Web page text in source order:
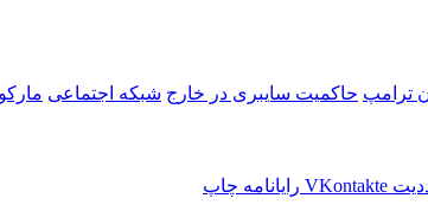
ترامپ حاکمیت سایبری در خارج شبکه اجتماعی
‫VKontakte رایانامه چاپ